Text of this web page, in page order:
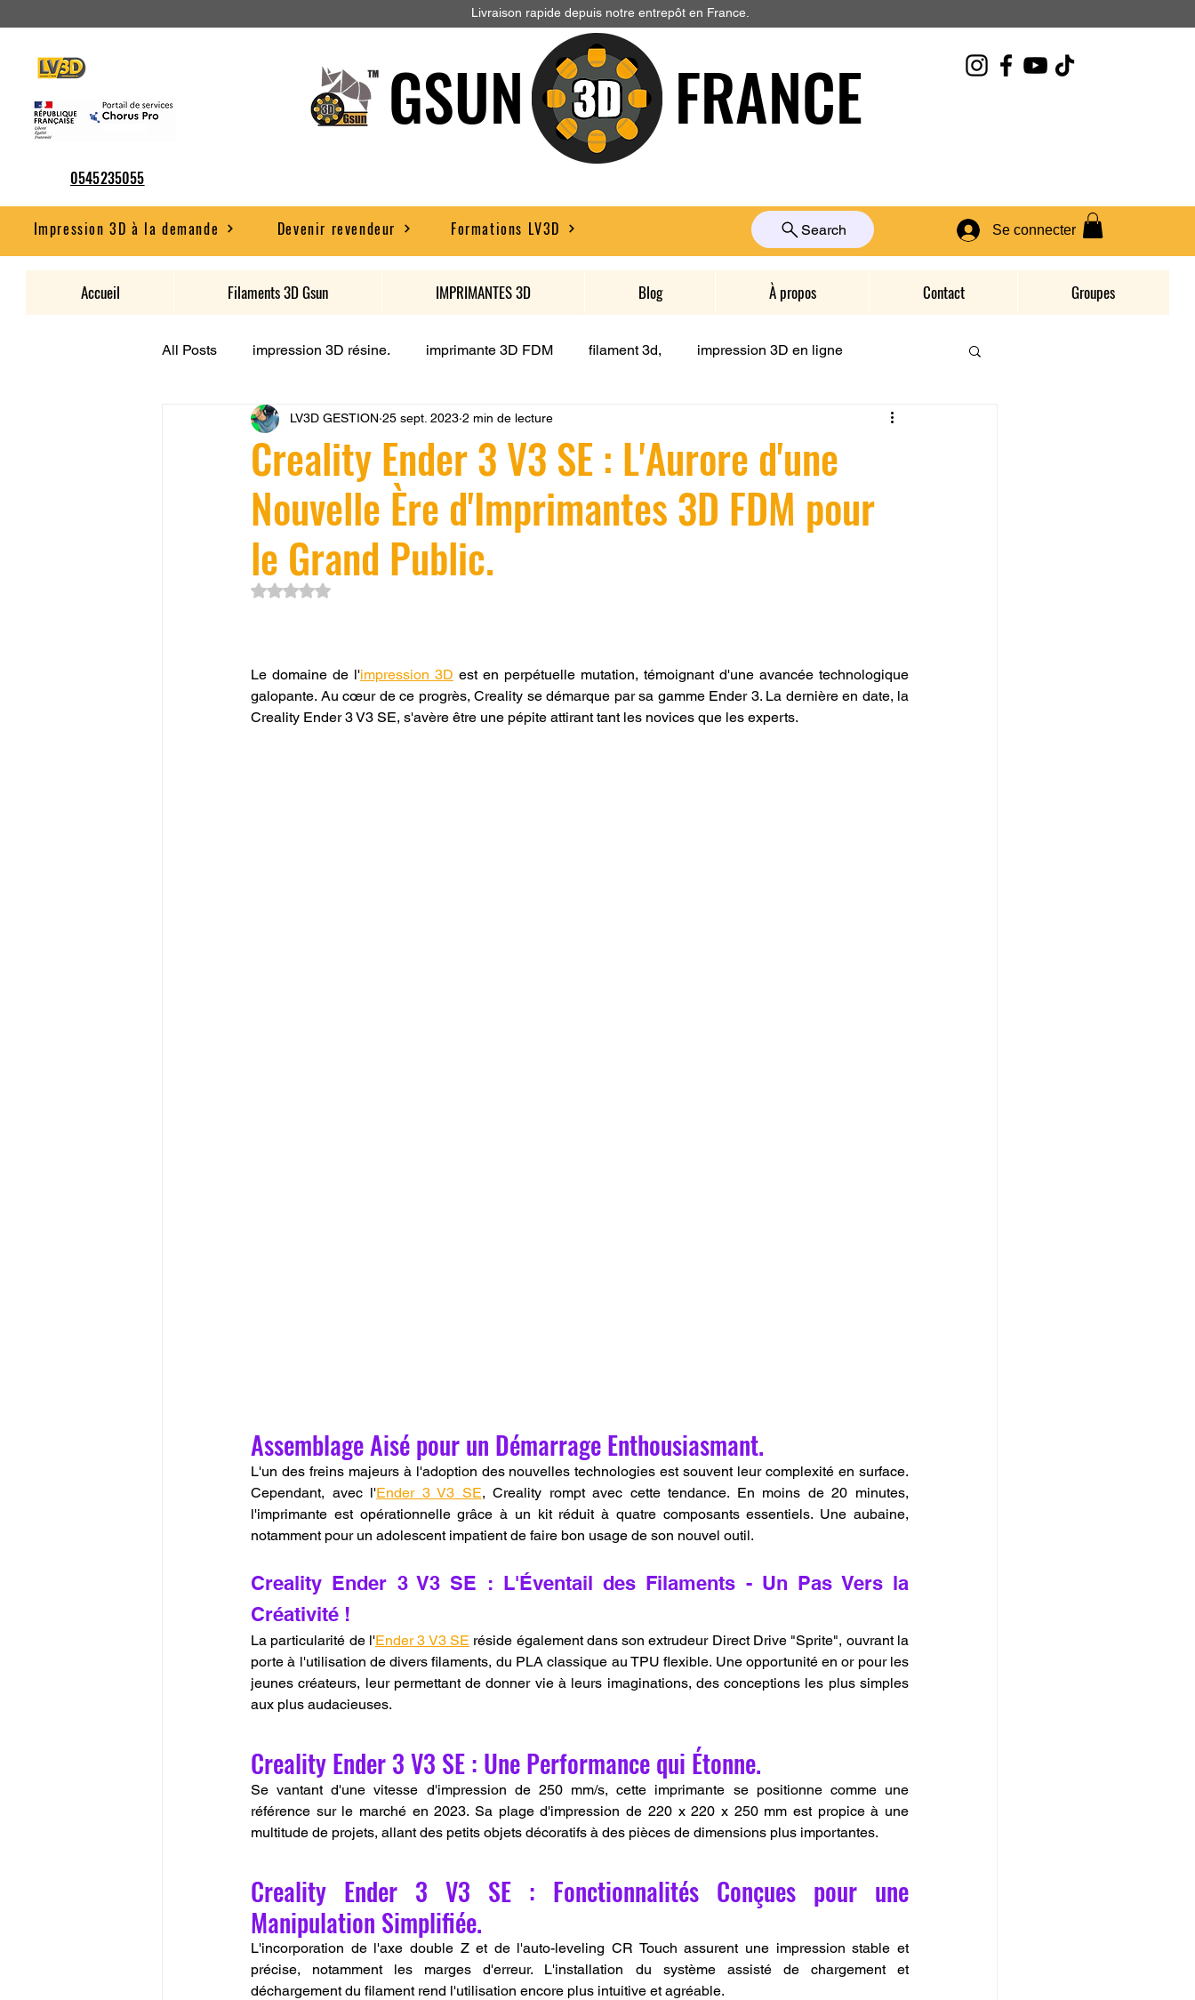
Livraison rapide depuis notre entrepôt en France.
0545235055
GSUN FRANCE
Impression 3D à la demande Devenir revendeur Formations LV3D Se connecter
Search
Accueil Filaments 3D Gsun IMPRIMANTES 3D Blog À propos Contact Groupes
All Posts impression 3D résine. imprimante 3D FDM filament 3d, impression 3D en ligne
CONCESSION LV3D JEU LV3D Formation
SCANNER 3D Formation à l'impression 3D CPF impression 3D à la demande Formation 3D en ligne.
filament 3D Refaire une piece en 3D
Bambu Lab X2D fusion 360 fusion 360 Formation CREALITY PRINT
Creality Ender 3 V3 SE : L'Aurore d'une
Nouvelle Ère d'Imprimantes 3D FDM pour
le Grand Public.
LV3D GESTION 25 sept. 2023 2 min de lecture
Noté NaN étoiles sur 5.
Le domaine de l'impression 3D est en perpétuelle mutation, témoignant d'une avancée technologique
galopante. Au cœur de ce progrès, Creality se démarque par sa gamme Ender 3. La dernière en date, la
Creality Ender 3 V3 SE, s'avère être une pépite attirant tant les novices que les experts.
Assemblage Aisé pour un Démarrage Enthousiasmant.
L'un des freins majeurs à l'adoption des nouvelles technologies est souvent leur complexité en surface.
Cependant, avec l'Ender 3 V3 SE, Creality rompt avec cette tendance. En moins de 20 minutes,
l'imprimante est opérationnelle grâce à un kit réduit à quatre composants essentiels. Une aubaine,
notamment pour un adolescent impatient de faire bon usage de son nouvel outil.
Creality Ender 3 V3 SE : L'Éventail des Filaments - Un Pas Vers la
Créativité !
La particularité de l'Ender 3 V3 SE réside également dans son extrudeur Direct Drive "Sprite", ouvrant la
porte à l'utilisation de divers filaments, du PLA classique au TPU flexible. Une opportunité en or pour les
jeunes créateurs, leur permettant de donner vie à leurs imaginations, des conceptions les plus simples
aux plus audacieuses.
Creality Ender 3 V3 SE : Une Performance qui Étonne.
Se vantant d'une vitesse d'impression de 250 mm/s, cette imprimante se positionne comme une
référence sur le marché en 2023. Sa plage d'impression de 220 x 220 x 250 mm est propice à une
multitude de projets, allant des petits objets décoratifs à des pièces de dimensions plus importantes.
Creality Ender 3 V3 SE : Fonctionnalités Conçues pour une
Manipulation Simplifiée.
L'incorporation de l'axe double Z et de l'auto-leveling CR Touch assurent une impression stable et
précise, notamment les marges d'erreur. L'installation du système assisté de chargement et
déchargement du filament rend l'utilisation encore plus intuitive et agréable.